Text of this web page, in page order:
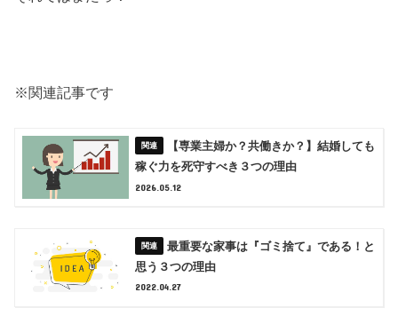
※関連記事です
【専業主婦か？共働きか？】結婚しても
稼ぐ力を死守すべき３つの理由
2026.05.12
最重要な家事は『ゴミ捨て』である！と
思う３つの理由
2022.04.27